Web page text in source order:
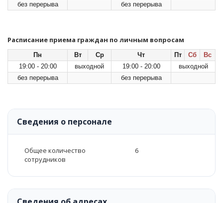
без перерыва
без перерыва
Расписание приема граждан по личным вопросам
Пн Вт Ср Чт Пт Сб
Вс
19:00 - 20:00
выходной 19:00 - 20:00
выходной
без перерыва
без перерыва
Сведения о персонале
Общее количество
сотрудников
6